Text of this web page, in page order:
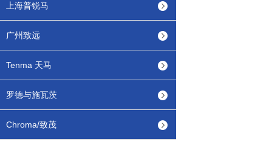
上海普锐马
广州致远
Tenma 天马
罗德与施瓦茨
Chroma/致茂